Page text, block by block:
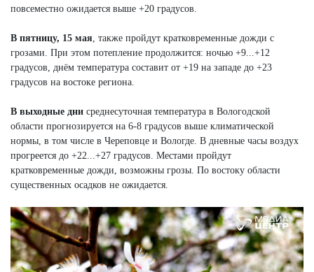
повсеместно ожидается выше +20 градусов.
В пятницу, 15 мая , также пройдут кратковременные дожди с
грозами. При этом потепление продолжится: ночью +9...+12
градусов, днём температура составит от +19 на западе до +23
градусов на востоке региона.
В выходные дни среднесуточная температура в Вологодской
области прогнозируется на 6-8 градусов выше климатической
нормы, в том числе в Череповце и Вологде. В дневные часы воздух
прогреется до +22...+27 градусов. Местами пройдут
кратковременные дожди, возможны грозы. По востоку области
существенных осадков не ожидается.